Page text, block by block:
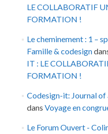
LE COLLABORATIF
FORMATION !
Le cheminement : 1 –
Famille & codesign
IT : LE
FORMATION !
Codesign-it: Journal of
dans Voyage en
Le Forum Ouvert -